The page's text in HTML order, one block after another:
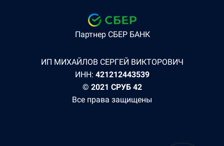
Партнер СБЕР БАНК
ИП МИХАЙЛОВ СЕРГЕЙ ВИКТОРОВИЧ
ИНН: 421212443539
© 2021 СРУБ 42
Все права защищены